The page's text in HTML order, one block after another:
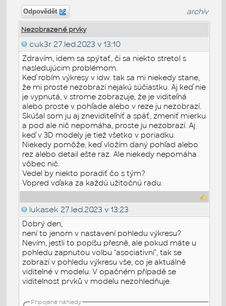
Odpovědět archiv
Nezobrazené prvky
cuk3r 27.led.2023 v 13:10
Zdravím, idem sa spýtať, či sa niekto stretol s
nasledujúcim problémom.
Keď robím výkresy v idw. tak sa mi niekedy stane,
že mi proste nezobrazí nejakú súčiastku. Aj keď nie
je vypnutá, v strome zobrazuje, že je viditeľná
alebo proste v pohľade alebo v reze ju nezobrazí.
Skúšal som ju aj zneviditeľniť a späť, zmeniť mierku
a pod ale nič nepomáha, proste ju nezobrazí. Aj
keď v 3D modely je tiež všetko v poriadku.
Niekedy pomôže, keď vložím daný pohľad alebo
rez alebo detail ešte raz. Ale niekedy nepomáha
vôbec nič.
Vedel by niekto poradiť čo s tým?
Vopred vďaka za každú užitočnú radu.
lukasek 27.led.2023 v 13:23
Dobrý den,
není to jenom v nastavení pohledu výkresu?
Nevím, jestli to popíšu přesně, ale pokud máte u
pohledu zapnutou volbu "asociativní", tak se
zobrazí v pohledu výkresu vše, co je aktuálně
viditelné v modelu. V opačném případě se
viditelnost prvků v modelu nezohledňuje.
Připojené náhledy